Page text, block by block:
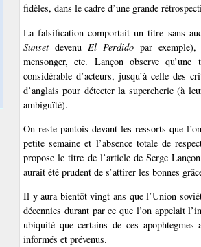
fidèles, dans le cadre d’une grande
La falsification comportait un titre sans
Sunsetdevenu El Perdidopar exemple),
mensonger, etc. Lançon observe
considérable d’acteurs, jusqu’à celle des
d’anglais pour détecter la supercherie (à
ambiguïté).
On reste pantois devant les ressorts que
petite semaine et l’absence totale de
propose le titre de l’article de Serge
aurait été prudent de s’attirer les bonnes
Il y aura bientôt vingt ans que l’Union
décennies durant par ce que l’on appelait
ubiquité que certains de ces
informés et prévenus.